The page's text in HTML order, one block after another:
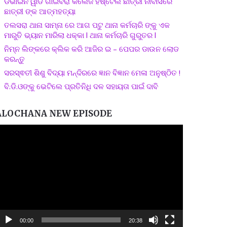
ଛାତ୍ରୀ ଙ୍କ ଆତ୍ମହତ୍ୟା
ତଲସରା ଥାନା ସାମ୍ନା ରେ ଆଗ ପଟୁ ଥାନା କର୍ମଚାରି ଙ୍କୁ ଏକ
ମାରୁତି ଭ୍ୟାନ ମାରିଲା ଧକ୍କା l ଥାନା କର୍ମଚାରି ଗୁରୁତର l
ନିମ୍ନ ଲିଙ୍କରେ କ୍ଲିକ କରି ଆଜିର ଇ – ପେପର ଡାଉନ ଲୋଡ
କରନ୍ତୁ
ସରସ୍ଵତୀ ଶିଶୁ ବିଦ୍ୟା ମନ୍ଦିରରେ ଜ୍ଞାନ ବିଜ୍ଞାନ ମେଳା ଅନୁଷ୍ଠିତ !
ବି.ଡି.ଓଙ୍କୁ ଭେଟିଲେ ପ୍ରତିନିଧି ଦଳ ସହାୟତା ପାଇଁ ଦାବି
NEW EPISODE
00:00 20:38